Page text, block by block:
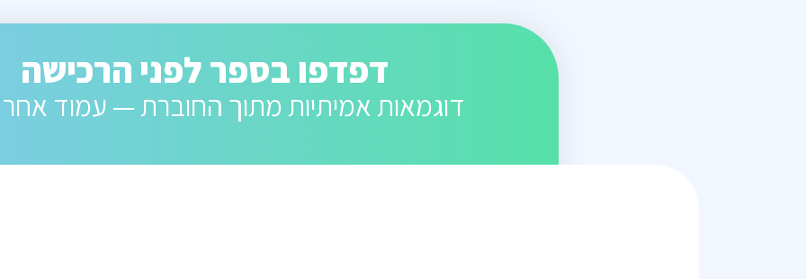
דפדפו בספר לפני הרכישה
דוגמאות אמיתיות מתוך החוברת — עמוד